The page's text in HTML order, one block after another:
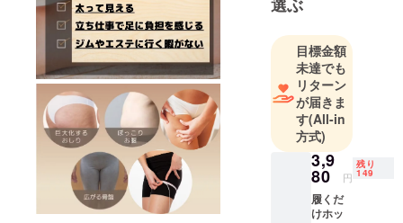
ウェア、ス
ポーツアパ
レル等今後
も皆様から
のお声を商
品開発に反
映させより
よい商品ご
提供させて
いただきま
目標金額
未達でも
リターン
が届きま
す(All-in
方式)
3,9
80 円
残り
149
履くだ
けホッ